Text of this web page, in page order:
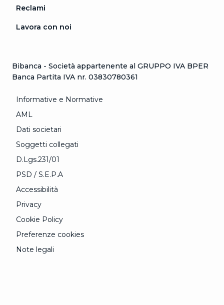
Reclami
Lavora con noi
Bibanca - Società appartenente al GRUPPO IVA BPER
Banca Partita IVA nr. 03830780361
Informative e Normative
AML
Dati societari
Soggetti collegati
D.Lgs.231/01
PSD / S.E.P.A
Accessibilità
Privacy
Cookie Policy
Preferenze cookies
Note legali